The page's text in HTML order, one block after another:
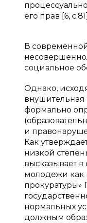
его прав [6,
В
социальное
Однако,
внушительная
формально
и
Как
низкой
высказывает
молодежи как
прокуратуры»
нормальных
должным